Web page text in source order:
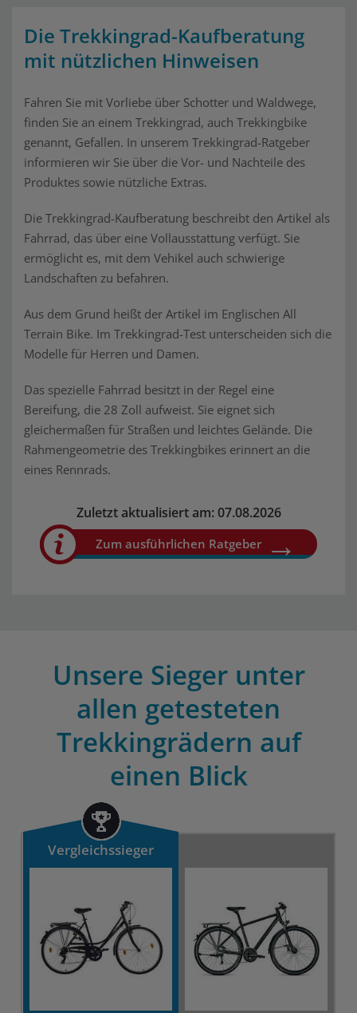
Die Trekkingrad-Kaufberatung
mit nützlichen Hinweisen
Fahren Sie mit Vorliebe über Schotter und Waldwege,
finden Sie an einem Trekkingrad, auch Trekkingbike
genannt, Gefallen. In unserem Trekkingrad-Ratgeber
informieren wir Sie über die Vor- und Nachteile des
Produktes sowie nützliche Extras.
Die Trekkingrad-Kaufberatung beschreibt den Artikel als
Fahrrad, das über eine Vollausstattung verfügt. Sie
ermöglicht es, mit dem Vehikel auch schwierige
Landschaften zu befahren.
Aus dem Grund heißt der Artikel im Englischen All
Terrain Bike. Im Trekkingrad-Test unterscheiden sich die
Modelle für Herren und Damen.
Das spezielle Fahrrad besitzt in der Regel eine
Bereifung, die 28 Zoll aufweist. Sie eignet sich
gleichermaßen für Straßen und leichtes Gelände. Die
Rahmengeometrie des Trekkingbikes erinnert an die
eines Rennrads.
Zuletzt aktualisiert am: 07.08.2026
Zum ausführlichen Ratgeber
Unsere Sieger unter
allen getesteten
Trekkingrädern auf
einen Blick
Vergleichssieger